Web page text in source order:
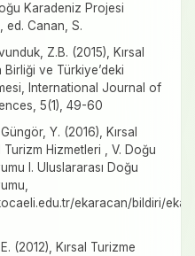
Karadeniz Projesi
ed. Canan, S.
Z.B. (2015), Kırsal
Birliği ve Türkiye’deki
International Journal of
5(1), 49-60
Y. (2016), Kırsal
Hizmetleri , V. Doğu
I. Uluslararası Doğu
ekaracan/bildiri/
(2012), Kırsal Turizme